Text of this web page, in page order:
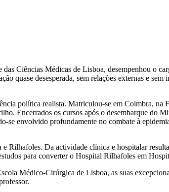
Ciências Médicas de Lisboa, desempenhou o
quase desesperada, sem relações externas e
política realista. Matriculou-se em Coimbra, na
Encerrados os cursos após o desembarque do
se envolvido profundamente no combate à
Rilhafoles. Da actividade clínica e hospitalar
para converter o Hospital Rilhafoles em
Médico-Cirúrgica de Lisboa, as suas